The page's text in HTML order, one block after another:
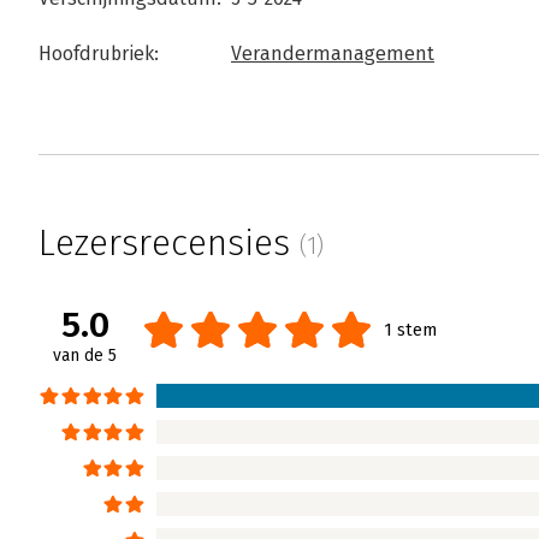
Hoofdrubriek: Verandermanagement
Lezersrecensies (1)
5.0
van de 5
1 stem